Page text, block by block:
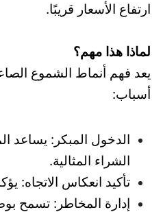
ارتفاع الأسعار قريبًا.
لماذا هذا مهم؟
يعد فهم أنماط الشموع
أسباب:
الدخول المبكر: يساعد
الشراء المثالية.
تأكيد انعكاس الاتجاه:
إدارة المخاطر: تسمح